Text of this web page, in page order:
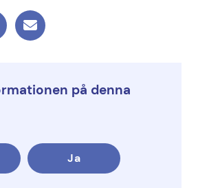
på denna
Ja